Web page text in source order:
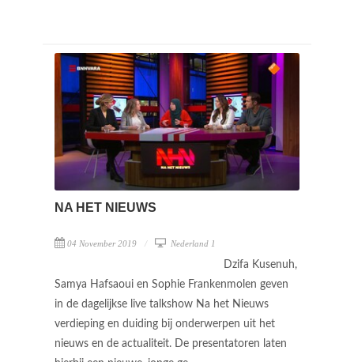
NA HET NIEUWS
04 November 2019 Nederland 1
Dzifa Kusenuh,
Samya Hafsaoui en Sophie Frankenmolen geven
in de dagelijkse live talkshow Na het Nieuws
verdieping en duiding bij onderwerpen uit het
nieuws en de actualiteit. De presentatoren laten